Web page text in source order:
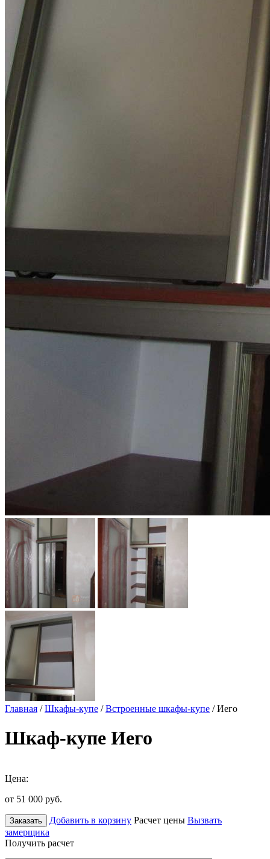
Главная /Шкафы-купе /Встроенные шкафы-купе / Иего
Шкаф-купе Иего
Цена:
от 51 000 руб.
Заказать Добавить в корзину Расчет цены Вызвать
замерщика
Получить расчет